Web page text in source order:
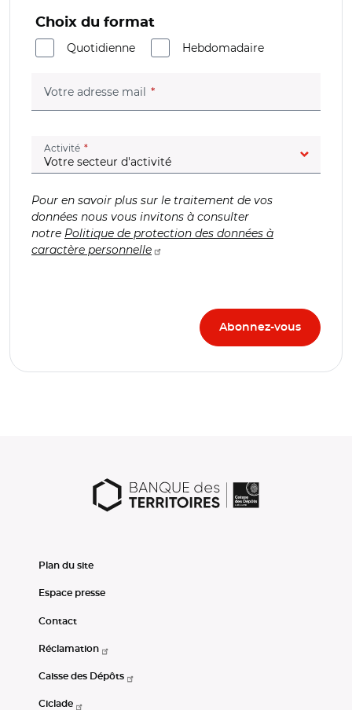
Choix du format
Quotidienne
Hebdomadaire
Votre adresse mail (champ obligatoire)
Activité (champ obligatoire)
Pour en savoir plus sur le traitement de vos
données nous vous invitons à consulter
notre Politique de protection des données à
caractère personnelle
Plan du site
Espace presse
Contact
Réclamation
Caisse des Dépôts
Ciclade